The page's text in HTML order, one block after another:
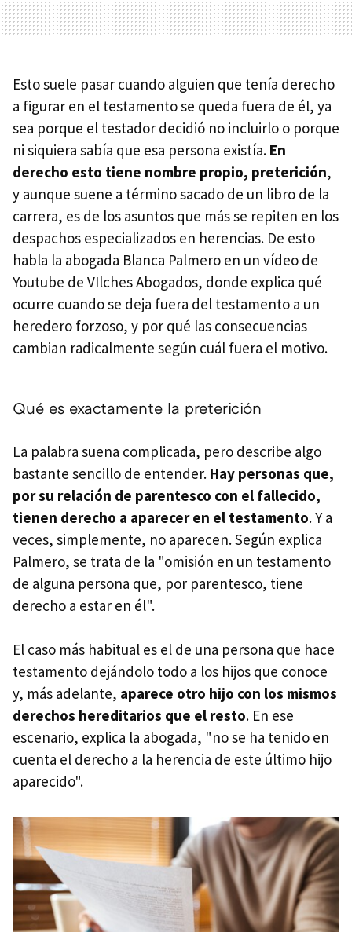
Esto suele pasar cuando alguien que tenía derecho
a figurar en el testamento se queda fuera de él, ya
sea porque el testador decidió no incluirlo o porque
ni siquiera sabía que esa persona existía. En
derecho esto tiene nombre propio, preterición,
y aunque suene a término sacado de un libro de la
carrera, es de los asuntos que más se repiten en los
despachos especializados en herencias. De esto
habla la abogada Blanca Palmero en un vídeo de
Youtube de VIlches Abogados, donde explica qué
ocurre cuando se deja fuera del testamento a un
heredero forzoso, y por qué las consecuencias
cambian radicalmente según cuál fuera el motivo.
Qué es exactamente la preterición
La palabra suena complicada, pero describe algo
bastante sencillo de entender. Hay personas que,
por su relación de parentesco con el fallecido,
tienen derecho a aparecer en el testamento. Y a
veces, simplemente, no aparecen. Según explica
Palmero, se trata de la "omisión en un testamento
de alguna persona que, por parentesco, tiene
derecho a estar en él".
El caso más habitual es el de una persona que hace
testamento dejándolo todo a los hijos que conoce
y, más adelante, aparece otro hijo con los mismos
derechos hereditarios que el resto. En ese
escenario, explica la abogada, "no se ha tenido en
cuenta el derecho a la herencia de este último hijo
aparecido".